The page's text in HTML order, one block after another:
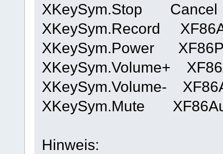
XKeySym.Stop Cancel
XKeySym.Record
XKeySym.Power
XKeySym.Volume+
XKeySym.Volume-
XKeySym.Mute
Hinweis: